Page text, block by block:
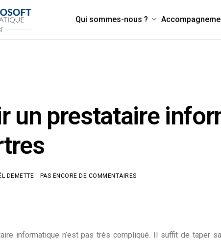
Qui sommes-nous ?
un prestataire
DEMETTE PAS ENCORE DE COMMENTAIRES
informatique n’est pas très compliqué. Il suffit de taper